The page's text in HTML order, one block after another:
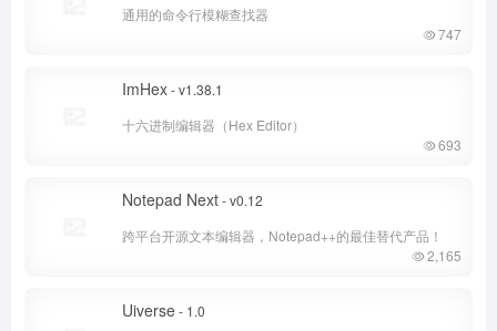
通用的命令行模糊查找器
747
ImHex- v1.38.1
十六进制编辑器（Hex Editor）
693
Notepad Next- v0.12
跨平台开源文本编辑器，Notepad++的最佳替代产品！
2,165
Uiverse- 1.0